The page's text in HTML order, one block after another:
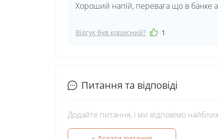
Хороший напій, перевага що в банке
Відгук був корисний? 1
Питання та відповіді
Додайте питання, і ми відповімо